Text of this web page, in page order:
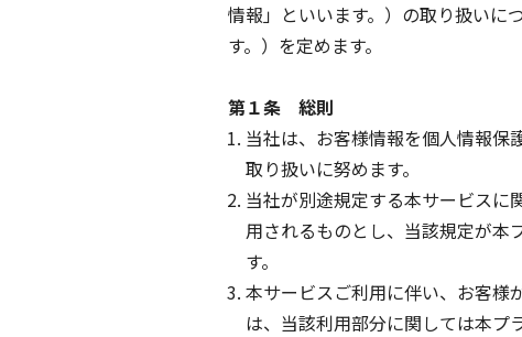
情報」といいます。）の取り扱いに
す。）を定めます。
第１条 総則
当社は、お客様情報を個人情報保
取り扱いに努めます。
当社が別途規定する本サービスに
用されるものとし、当該規定が本
す。
本サービスご利用に伴い、お客様
は、当該利用部分に関しては本プ